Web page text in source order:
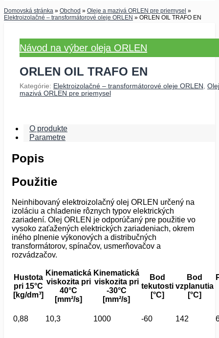
Domovská stránka » Obchod » Oleje a mazivá ORLEN pre priemysel »
Elektroizolačné – transformátorové oleje ORLEN » ORLEN OIL TRAFO EN
Návod na výber oleja ORLEN
ORLEN OIL TRAFO EN
Kategórie: Elektroizolačné – transformátorové oleje ORLEN
mazivá ORLEN pre priemysel
O produkte
Parametre
Popis
Použitie
Neinhibovaný elektroizolačný olej ORLEN určený na
izoláciu a chladenie rôznych typov elektrických
zariadení. Olej ORLEN je odporúčaný pre použitie vo
vysoko zaťažených elektrických zariadeniach, okrem
iného plnenie výkonových a distribučných
transformátorov, spínačov, usmerňovačov a
rozvádzačov.
Hustota
pri 15°C
[kg/dm³]
Kinematická
viskozita pri
40°C
[mm²/s]
Kinematická
viskozita pri
-30°C
[mm²/s]
Bod
tekutosti
[°C]
Bod
vzplanutia
[°C]
0,88 10,3 1000 -60 142